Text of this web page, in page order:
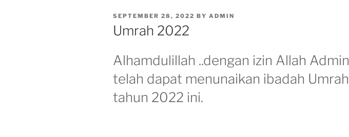
POSTED
ON
SEPTEMBER 28, 2022 BY ADMIN
Umrah 2022
Alhamdulillah ..dengan izin Allah Admin
telah dapat menunaikan ibadah Umrah
tahun 2022 ini.